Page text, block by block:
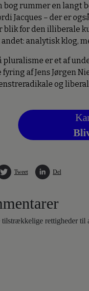
bog rummer en langt
Jacques – der er
blik for den illiberale
analytisk klog,
pluralisme er et af
af Jens Jørgen
og
Tweet Del
rettigheder til